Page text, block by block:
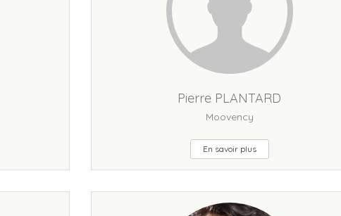
Pierre PLANTARD
Moovency
En savoir plus